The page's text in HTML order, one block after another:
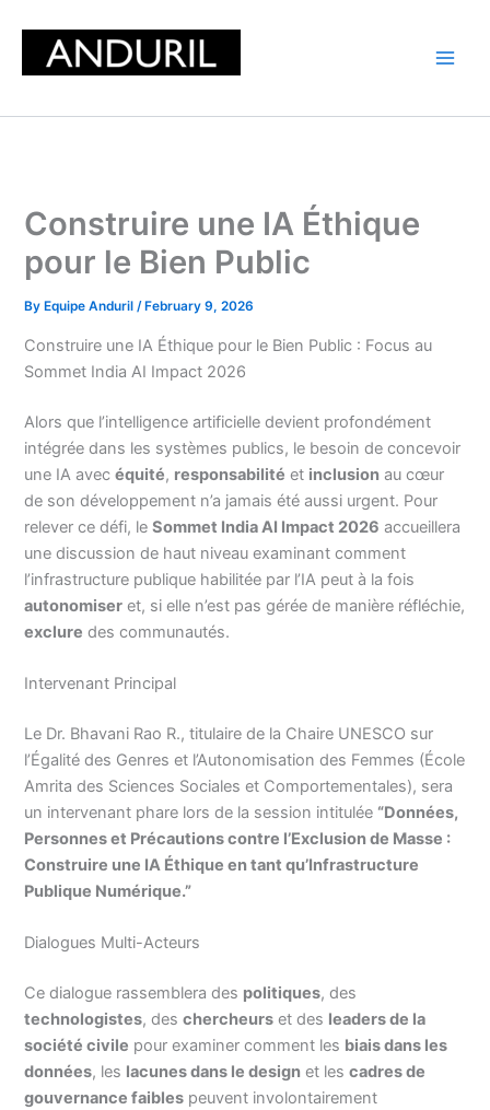
content
Construire une IA Éthique
pour le Bien Public
By Equipe Anduril/ February 9, 2026
Construire une IA Éthique pour le Bien Public : Focus au
Sommet India AI Impact 2026
Alors que l’intelligence artificielle devient profondément
intégrée dans les systèmes publics, le besoin de concevoir
une IA avecéquité, responsabilité et inclusion au cœur
de son développement n’a jamais été aussi urgent. Pour
relever ce défi, leSommet India AI Impact 2026 accueillera
une discussion de haut niveau examinant comment
l’infrastructure publique habilitée par l’IA peut à la fois
autonomiser et, si elle n’est pas gérée de manière réfléchie,
exclure des communautés.
Intervenant Principal
Le Dr. Bhavani Rao R., titulaire de la Chaire UNESCO sur
l’Égalité des Genres et l’Autonomisation des Femmes (École
Amrita des Sciences Sociales et Comportementales), sera
un intervenant phare lors de la session intitulée “Données,
Personnes et Précautions contre l’Exclusion de Masse :
Construire une IA Éthique en tant qu’Infrastructure
Publique Numérique.”
Dialogues Multi-Acteurs
Ce dialogue rassemblera des politiques, des
technologistes, deschercheurs et des leaders de la
société civile pour examiner comment les biais dans les
données, les lacunes dans le design et lescadres de
gouvernance faibles peuvent involontairement